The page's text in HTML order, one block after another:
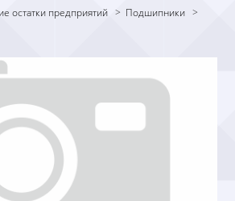
остатки предприятий > Подшипники >